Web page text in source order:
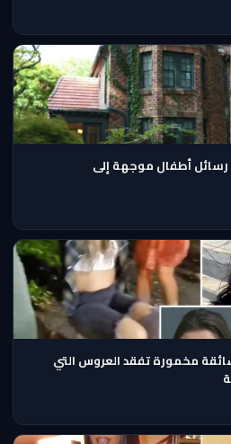
أطفال موجهة إلى
مخمورة تفقد العروس التي